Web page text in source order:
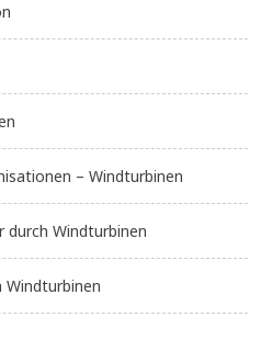
– Windturbinen
durch Windturbinen